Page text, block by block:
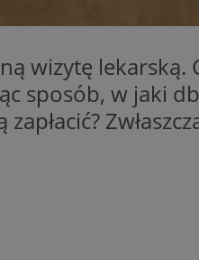
wizytę lekarską.
sposób, w jaki
sesji.
przechowywania
do usług
czy użytkownik
lub reklamy.
identyfikatora